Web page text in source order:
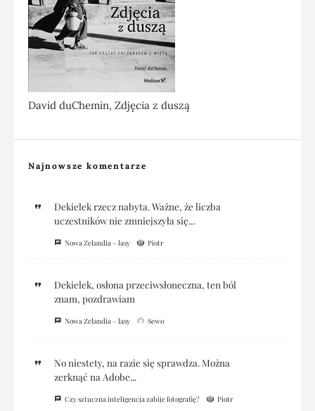
David duChemin, Zdjęcia z duszą
Najnowsze komentarze
Dekielek rzecz nabyta. Ważne, że liczba
uczestników nie zmniejszyła się...
Nowa Zelandia – lasy Piotr
Dekielek, osłona przeciwsłoneczna, ten ból
znam, pozdrawiam
Nowa Zelandia – lasy Sewo
No niestety, na razie się sprawdza. Można
zerknąć na Adobe...
Czy sztuczna inteligencja zabije fotografię? Piotr